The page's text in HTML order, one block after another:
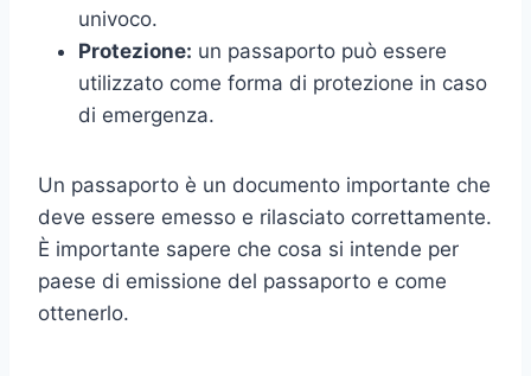
univoco.
Protezione: un passaporto può essere
utilizzato come forma di protezione in caso
di emergenza.
Un passaporto è un documento importante che
deve essere emesso e rilasciato correttamente.
È importante sapere che cosa si intende per
paese di emissione del passaporto e come
ottenerlo.